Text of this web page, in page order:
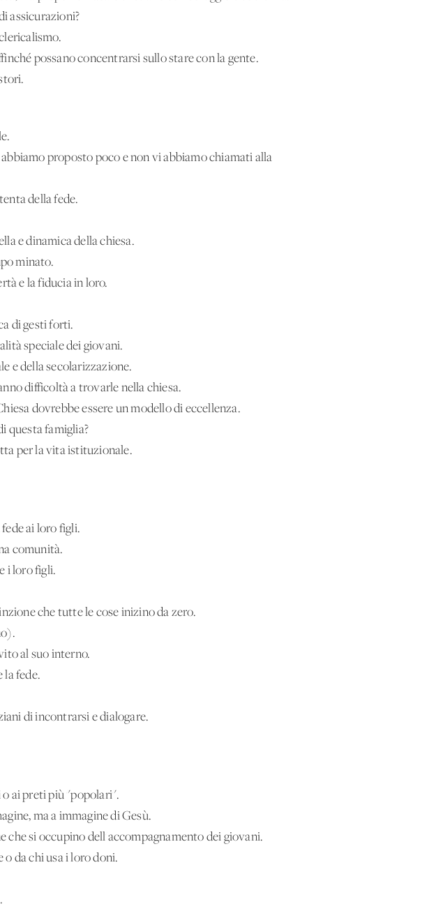
assicurazioni?
possano concentrarsi sullo stare con la gente.
proposto poco e non vi abbiamo chiamati alla
della fede.
e dinamica della chiesa.
minato.
e la fiducia in loro.
di gesti forti.
speciale dei giovani.
e della secolarizzazione.
difficoltà a trovarle nella chiesa.
dovrebbe essere un modello di eccellenza.
questa famiglia?
per la vita istituzionale.
ai loro figli.
comunità.
i loro figli.
che tutte le cose inizino da zero.
al suo interno.
la fede.
di incontrarsi e dialogare.
o ai preti più "popolari".
ma a immagine di Gesù.
che si occupino dell'accompagnamento dei giovani.
da chi usa i loro doni.